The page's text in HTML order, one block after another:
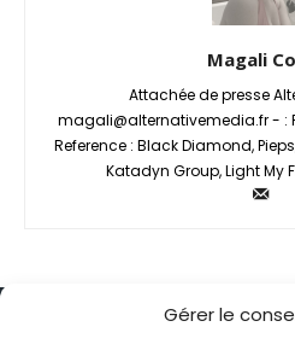
Gérer le
Magali
Attachée de presse
magali@alternativemedia.fr - :
Reference : Black Diamond,
Katadyn Group, Light My